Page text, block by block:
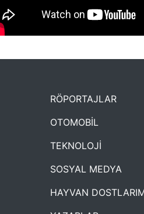
NYXmag 2. Yaş Kutlama Etkinliği
RÖPORTAJLAR
OTOMOBİL
TEKNOLOJİ
SOSYAL MEDYA
HAYVAN